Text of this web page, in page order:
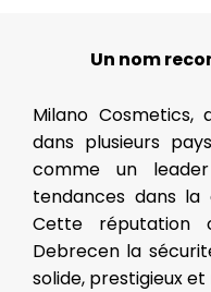
Un nom
Milano Cosmetics,
dans plusieurs
comme un
tendances dans la
Cette réputation
Debrecen la
solide, prestigieux